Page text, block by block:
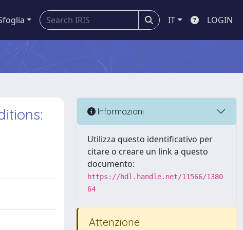
IT LOGIN
Informazioni
Utilizza questo identificativo per
citare o creare un link a questo
documento:
https://hdl.handle.net/11566/1380
64
Attenzione